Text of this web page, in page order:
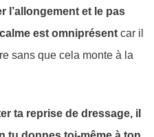
l’allongement et le pas
calme est omniprésentcar il
sans que cela monte à la
ta reprise de dressage, il